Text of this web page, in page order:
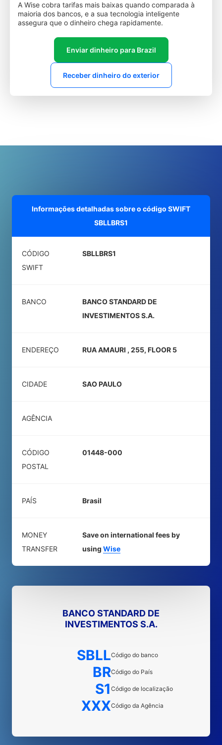
A Wise cobra tarifas mais baixas quando comparada à
maioria dos bancos, e a sua tecnologia inteligente
assegura que o dinheiro chega rapidamente.
Enviar dinheiro para Brazil
Receber dinheiro do exterior
Informações detalhadas sobre o código SWIFT
SBLLBRS1
CÓDIGO
SWIFT
SBLLBRS1
BANCO
BANCO STANDARD DE
INVESTIMENTOS S.A.
ENDEREÇO RUA AMAURI , 255, FLOOR 5
CIDADE SAO PAULO
AGÊNCIA
CÓDIGO
POSTAL
01448-000
PAÍS Brasil
MONEY
TRANSFER
Save on international fees by
using Wise
BANCO STANDARD DE
INVESTIMENTOS S.A.
SBLLCódigo do banco
BRCódigo do País
S1 Código de localização
XXXCódigo da Agência